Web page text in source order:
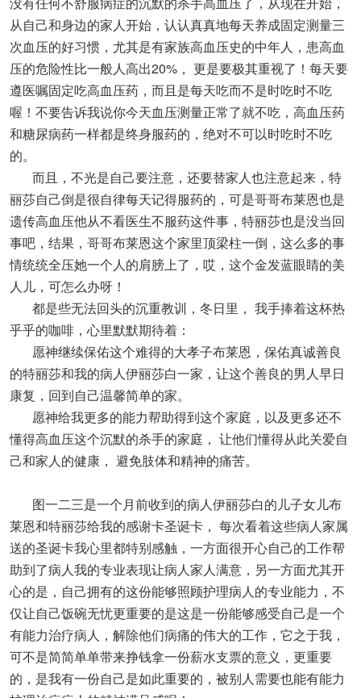
从自己和身边的家人开始，认认真真地每天养成固定测量三
次血压的好习惯，尤其是有家族高血压史的中年人，患高血
压的危险性比一般人高出20%， 更是要极其重视了！每天要
遵医嘱固定吃高血压药，而且是每天吃而不是时吃时不吃
喔！不要告诉我说你今天血压测量正常了就不吃，高血压药
和糖尿病药一样都是终身服药的，绝对不可以时吃时不吃
的。
而且，不光是自己要注意，还要替家人也注意起来，特
丽莎自己倒是很自律每天记得服药的，可是哥哥布莱恩也是
遗传高血压他从不看医生不服药这件事，特丽莎也是没当回
事吧，结果，哥哥布莱恩这个家里顶梁柱一倒，这么多的事
情统统全压她一个人的肩膀上了，哎，这个金发蓝眼睛的美
人儿，可怎么办呀！
都是些无法回头的沉重教训，冬日里， 我手捧着这杯热
乎乎的咖啡，心里默默期待着：
愿神继续保佑这个难得的大孝子布莱恩，保佑真诚善良
的特丽莎和我的病人伊丽莎白一家，让这个善良的男人早日
康复，回到自己温馨简单的家。
愿神给我更多的能力帮助得到这个家庭，以及更多还不
懂得高血压这个沉默的杀手的家庭， 让他们懂得从此关爱自
己和家人的健康， 避免肢体和精神的痛苦。
图一二三是一个月前收到的病人伊丽莎白的儿子女儿布
莱恩和特丽莎给我的感谢卡圣诞卡， 每次看着这些病人家属
送的圣诞卡我心里都特别感触，一方面很开心自己的工作帮
助到了病人我的专业表现让病人家人满意，另一方面尤其开
心的是，自己拥有的这份能够照顾护理病人的专业能力，不
仅让自己饭碗无忧更重要的是这是一份能够感受自己是一个
有能力治疗病人，解除他们病痛的伟大的工作，它之于我，
可不是简简单单带来挣钱拿一份薪水支票的意义，更重要
的，是我有一份自己是如此重要的，被别人需要也能有能力